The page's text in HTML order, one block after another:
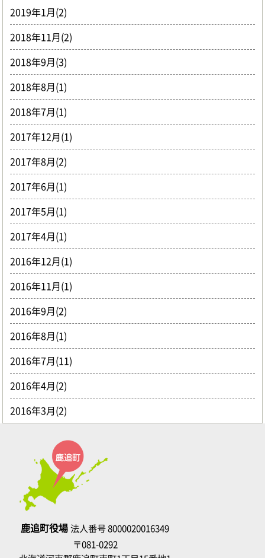
2019年1月(2)
2018年11月(2)
2018年9月(3)
2018年8月(1)
2018年7月(1)
2017年12月(1)
2017年8月(2)
2017年6月(1)
2017年5月(1)
2017年4月(1)
2016年12月(1)
2016年11月(1)
2016年9月(2)
2016年8月(1)
2016年7月(11)
2016年4月(2)
2016年3月(2)
鹿追町役場法人番号 8000020016349
〒081-0292